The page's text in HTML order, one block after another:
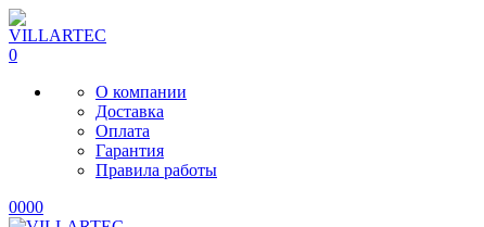
0
О компании
Доставка
Оплата
Гарантия
Правила работы
0000